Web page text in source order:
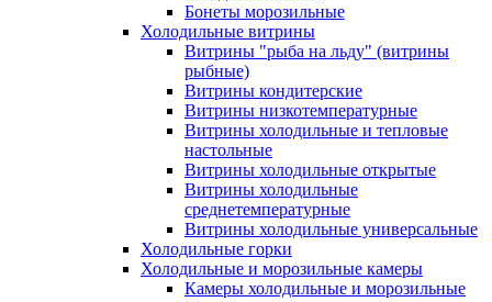
Бонеты морозильные
Холодильные витрины
Витрины "рыба на льду" (витрины
рыбные)
Витрины кондитерские
Витрины низкотемпературные
Витрины холодильные и тепловые
настольные
Витрины холодильные открытые
Витрины холодильные
среднетемпературные
Витрины холодильные универсальные
Холодильные горки
Холодильные и морозильные камеры
Камеры холодильные и морозильные